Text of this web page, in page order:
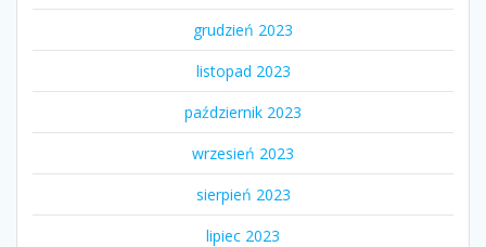
grudzień 2023
listopad 2023
październik 2023
wrzesień 2023
sierpień 2023
lipiec 2023